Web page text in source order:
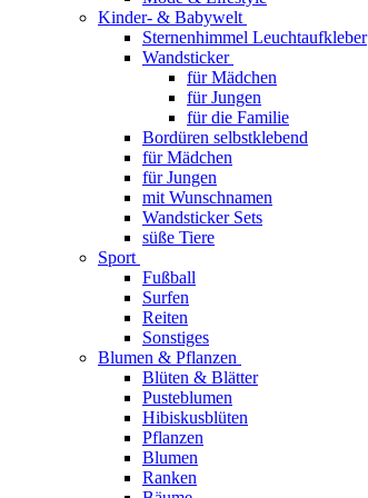
Kinder- & Babywelt
Sternenhimmel Leuchtaufkleber
Wandsticker
für Mädchen
für Jungen
für die Familie
Bordüren selbstklebend
für Mädchen
für Jungen
mit Wunschnamen
Wandsticker Sets
süße Tiere
Sport
Fußball
Surfen
Reiten
Sonstiges
Blumen & Pflanzen
Blüten & Blätter
Pusteblumen
Hibiskusblüten
Pflanzen
Blumen
Ranken